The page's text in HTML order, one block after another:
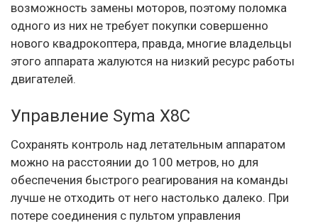
возможность замены моторов, поэтому поломка
одного из них не требует покупки совершенно
нового квадрокоптера, правда, многие владельцы
этого аппарата жалуются на низкий ресурс работы
двигателей.
Управление Syma X8C
Сохранять контроль над летательным аппаратом
можно на расстоянии до 100 метров, но для
обеспечения быстрого реагирования на команды
лучше не отходить от него настолько далеко. При
потере соединения с пультом управления